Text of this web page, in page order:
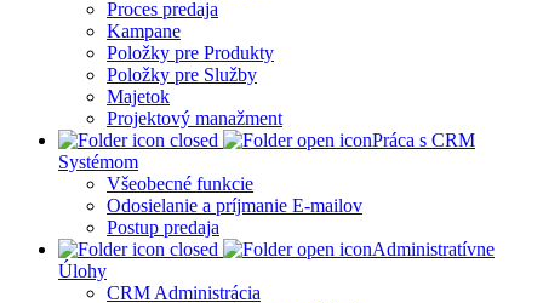
Proces predaja
Kampane
Položky pre Produkty
Položky pre Služby
Majetok
Projektový manažment
Práca s CRM
Systémom
Všeobecné funkcie
Odosielanie a príjmanie E-mailov
Postup predaja
Administratívne
Úlohy
CRM Administrácia